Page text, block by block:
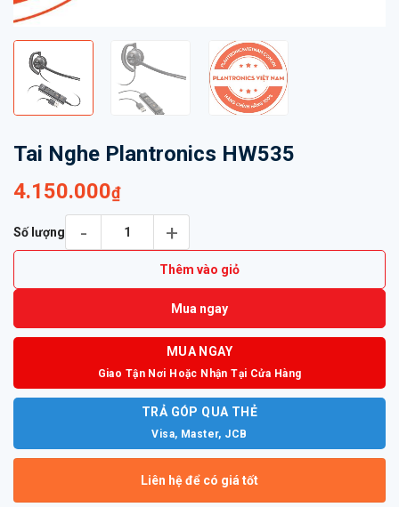
Tai Nghe Plantronics HW535
4.150.000₫
Số lượng
Thêm vào giỏ
Mua ngay
MUA NGAY
Giao Tận Nơi Hoặc Nhận Tại Cửa Hàng
TRẢ GÓP QUA THẺ
Visa, Master, JCB
Liên hệ để có giá tốt